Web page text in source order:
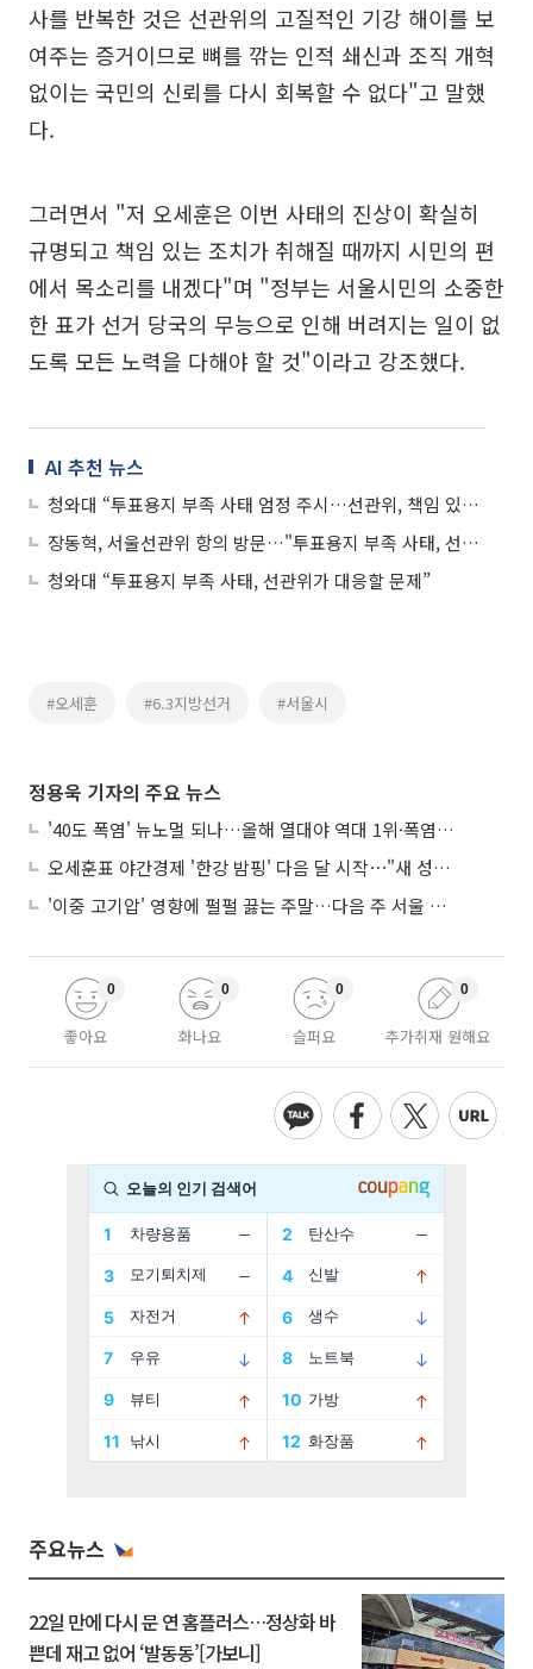
사를 반복한 것은 선관위의 고질적인 기강 해이를 보
여주는 증거이므로 뼈를 깎는 인적 쇄신과 조직 개혁
없이는 국민의 신뢰를 다시 회복할 수 없다"고 말했
다.
그러면서 "저 오세훈은 이번 사태의 진상이 확실히
규명되고 책임 있는 조치가 취해질 때까지 시민의 편
에서 목소리를 내겠다"며 "정부는 서울시민의 소중한
한 표가 선거 당국의 무능으로 인해 버려지는 일이 없
도록 모든 노력을 다해야 할 것"이라고 강조했다.
AI 추천 뉴스
청와대 “투표용지 부족 사태 엄정 주시…선관위, 책임 있는 조치해야”
장동혁, 서울선관위 항의 방문…"투표용지 부족 사태, 선거 오염…개표 즉각 중단해야"
청와대 “투표용지 부족 사태, 선관위가 대응할 문제”
#오세훈 #6.3지방선거 #서울시
정용욱 기자의 주요 뉴스
'40도 폭염' 뉴노멀 되나…올해 열대야 역대 1위·폭염일수 평년 3배 넘어
오세훈표 야간경제 '한강 밤핑' 다음 달 시작⋯"새 성장동력 만들 것"
'이중 고기압' 영향에 펄펄 끓는 주말…다음 주 서울 포함 서쪽이 더 덥다
좋아요
0
화나요
0
슬퍼요
0
추가취재 원해요
0
주요뉴스
22일 만에 다시 문 연 홈플러스…정상화 바
쁜데 재고 없어 ‘발동동’[가보니]